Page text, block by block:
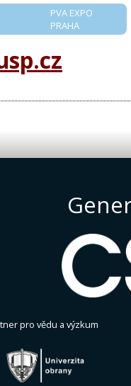
PVA EXPO
PRAHA
pro vědu a výzkum